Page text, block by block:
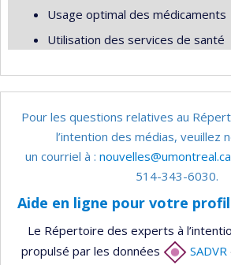
Usage optimal des médicaments
Utilisation des services de santé
Pour les questions relatives au
l’intention des médias, veuillez
un courriel à : nouvelles@umontreal.ca
514-343-6030.
Aide en ligne pour votre profil
Le Répertoire des experts à
propulsé par les données
SADVR